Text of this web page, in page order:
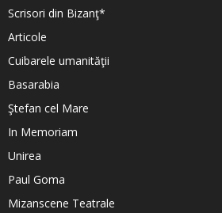
Scrisori din Bizanţ*
Articole
Cuibarele umanităţii
Basarabia
Ştefan cel Mare
In Memoriam
Unirea
Paul Goma
Mizanscene Teatrale